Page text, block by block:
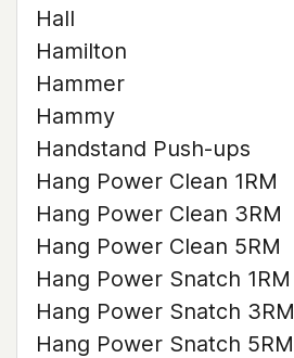
Hall
Hamilton
Hammer
Hammy
Handstand Push-ups
Hang Power Clean 1RM
Hang Power Clean 3RM
Hang Power Clean 5RM
Hang Power Snatch 1RM
Hang Power Snatch 3RM
Hang Power Snatch 5RM